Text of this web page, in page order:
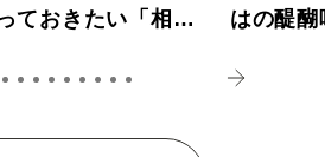
ておきたい「相続
はの醍